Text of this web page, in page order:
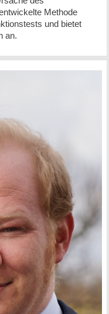
Methode
und bietet
an.